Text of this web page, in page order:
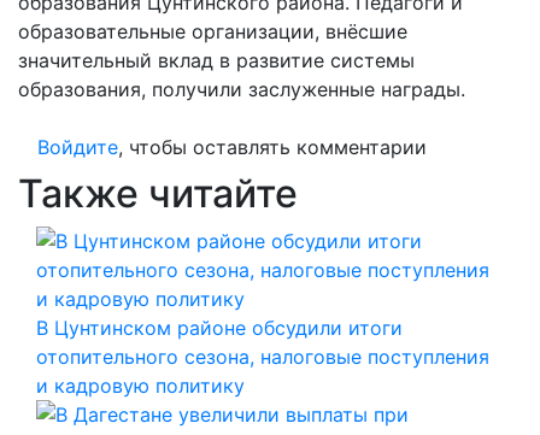
образовательные организации, внёсшие
значительный вклад в развитие системы
образования, получили заслуженные награды.
Войдите, чтобы оставлять комментарии
Также читайте
В Цунтинском районе обсудили итоги
отопительного сезона, налоговые поступления
и кадровую политику